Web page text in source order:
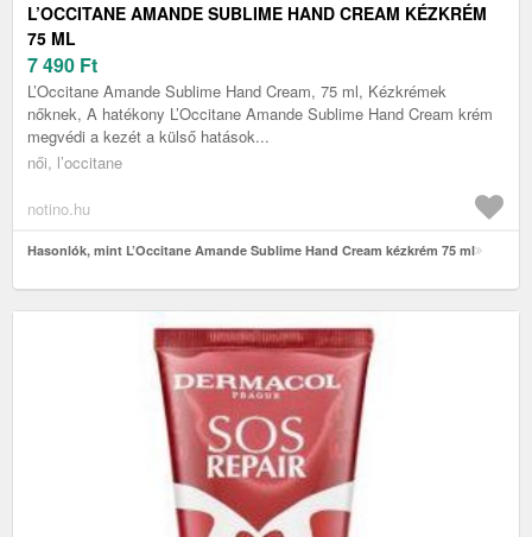
L’OCCITANE AMANDE SUBLIME HAND CREAM KÉZKRÉM
75 ML
7 490 Ft
L’Occitane Amande Sublime Hand Cream, 75 ml, Kézkrémek
nőknek, A hatékony L’Occitane Amande Sublime Hand Cream krém
megvédi a kezét a külső hatások...
női, l’occitane
notino.hu
Hasonlók, mint L’Occitane Amande Sublime Hand Cream kézkrém 75 ml